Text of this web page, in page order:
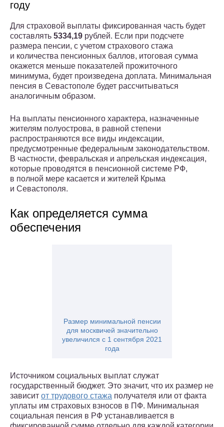
году
Для страховой выплаты фиксированная часть будет
составлять 5334,19 рублей. Если при подсчете
размера пенсии, с учетом страхового стажа
и количества пенсионных баллов, итоговая сумма
окажется меньше показателей прожиточного
минимума, будет произведена доплата. Минимальная
пенсия в Севастополе будет рассчитываться
аналогичным образом.
На выплаты пенсионного характера, назначенные
жителям полуострова, в равной степени
распространяются все виды индексации,
предусмотренные федеральным законодательством.
В частности, февральская и апрельская индексация,
которые проводятся в пенсионной системе РФ,
в полной мере касается и жителей Крыма
и Севастополя.
Как определяется сумма
обеспечения
Размер минимальной пенсии
для москвичей значительно
увеличился с 1 сентября 2021
года
Источником социальных выплат служат
государственный бюджет. Это значит, что их размер не
зависит от трудового стажа получателя или от факта
уплаты им страховых взносов в ПФ. Минимальная
социальная пенсия в РФ устанавливается в